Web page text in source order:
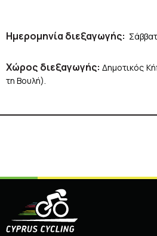
Ημερομηνία διεξαγωγής:
Χώρος διεξαγωγής: Δημοτικός
τη Βουλή).